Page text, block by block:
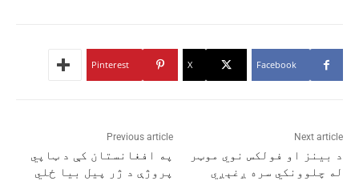
Facebook
X
Pinterest
Previous article
په افغانستان کې د ټاپي
پروژې د ژر پيل بیا ځلي
Next article
د بینز او فولکس نوي موټر
له چلوونکي سره ږغېږي